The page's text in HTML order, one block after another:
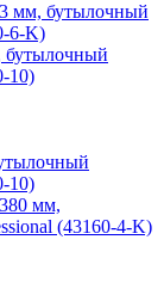
мм, бутылочный
6-K)
10)